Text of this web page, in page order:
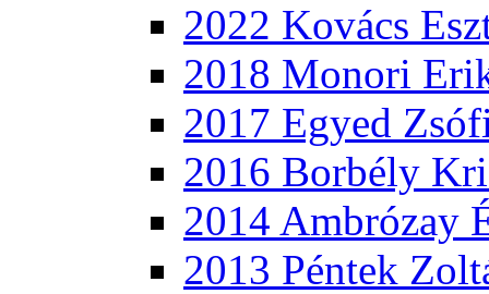
2022 Kovács
2018 Monori
2017 Egyed
2016 Borbély
2014 Ambrózay
2013 Péntek